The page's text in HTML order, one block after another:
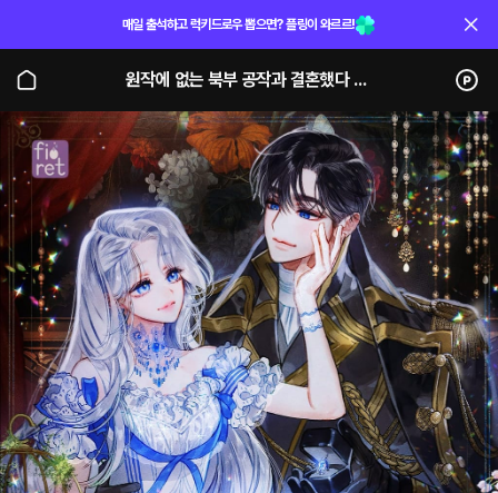
매일 출석하고 럭키드로우 뽑으면? 플링이 와르르!
원작에 없는 북부 공작과 결혼했다 (단행본)